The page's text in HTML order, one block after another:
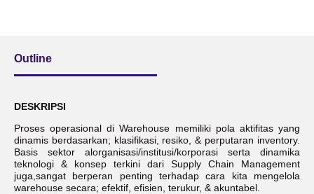
Outline
DESKRIPSI
Proses operasional di Warehouse memiliki pola aktifitas yang
dinamis berdasarkan; klasifikasi, resiko, & perputaran inventory.
Basis sektor alorganisasi/institusi/korporasi serta dinamika
teknologi & konsep terkini dari Supply Chain Management
juga,sangat berperan penting terhadap cara kita mengelola
warehouse secara; efektif, efisien, terukur, & akuntabel.